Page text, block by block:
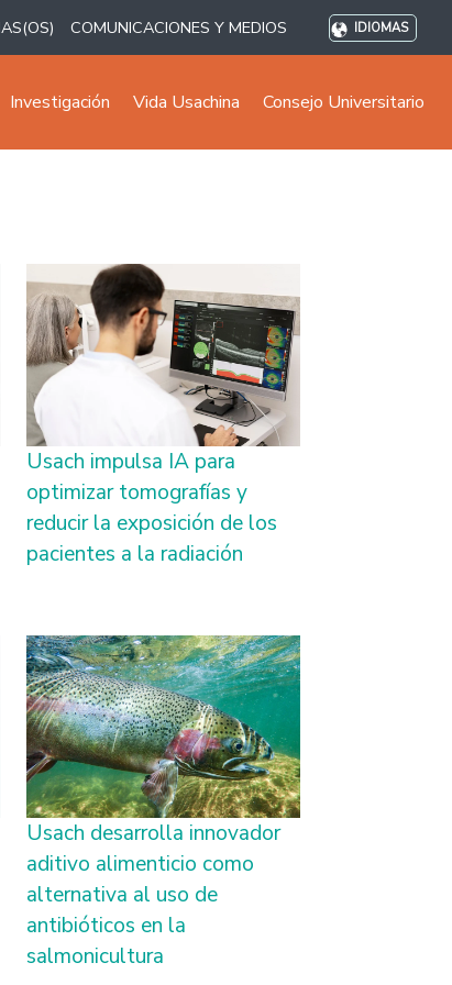
COMUNICACIONES Y MEDIOS IDIOMAS
Investigación Vida Usachina Consejo Universitario
Usach impulsa IA para
optimizar tomografías y
reducir la exposición de los
pacientes a la radiación
Usach desarrolla innovador
aditivo alimenticio como
alternativa al uso de
antibióticos en la
salmonicultura